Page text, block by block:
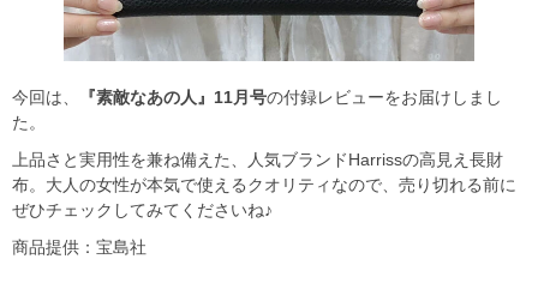
今回は、 『素敵なあの人』11月号の付録レビューをお届けしまし
た。
上品さと実用性を兼ね備えた、人気ブランドHarrissの高見え長財
布。大人の女性が本気で使えるクオリティなので、売り切れる前に
ぜひチェックしてみてくださいね♪
商品提供：宝島社